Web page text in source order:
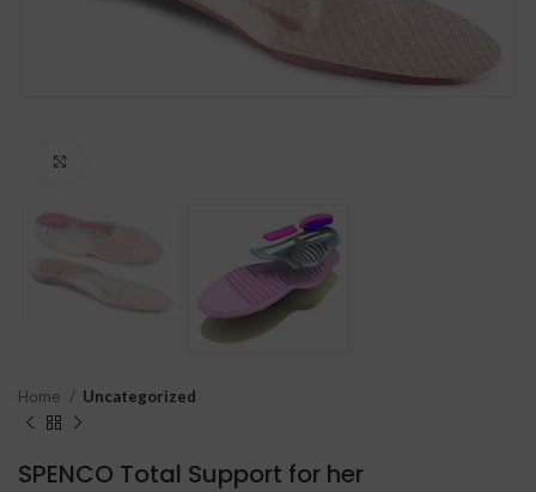
Home Uncategorized
SPENCO Total Support for her